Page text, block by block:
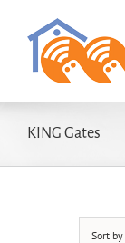
Kihagyás
KING Gates
Sort by